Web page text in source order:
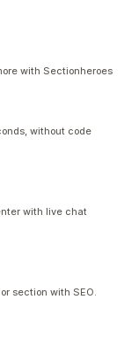
with Sectionheroes
without code
with live chat
section with SEO.